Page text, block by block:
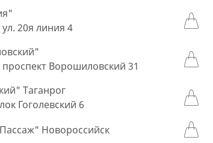
20я линия 4
проспект Ворошиловский 31
Таганрог
Гоголевский 6
Новороссийск